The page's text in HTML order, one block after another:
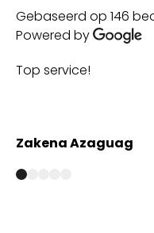
Gebaseerd op 146
Powered by
Top service!
Zakena Azaguag